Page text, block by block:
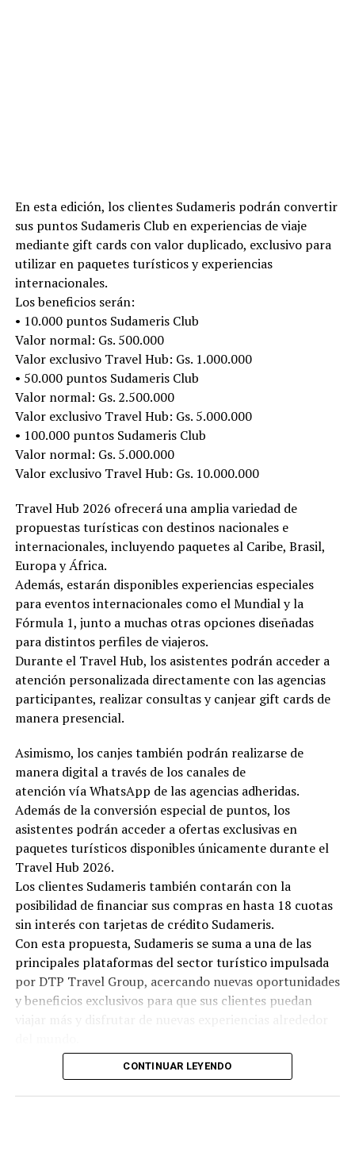
En esta edición, los clientes Sudameris podrán convertir
sus puntos Sudameris Club en experiencias de viaje
mediante gift cards con valor duplicado, exclusivo para
utilizar en paquetes turísticos y experiencias
internacionales.
Los beneficios serán:
• 10.000 puntos Sudameris Club
Valor normal: Gs. 500.000
Valor exclusivo Travel Hub: Gs. 1.000.000
• 50.000 puntos Sudameris Club
Valor normal: Gs. 2.500.000
Valor exclusivo Travel Hub: Gs. 5.000.000
• 100.000 puntos Sudameris Club
Valor normal: Gs. 5.000.000
Valor exclusivo Travel Hub: Gs. 10.000.000
Travel Hub 2026 ofrecerá una amplia variedad de
propuestas turísticas con destinos nacionales e
internacionales, incluyendo paquetes al Caribe, Brasil,
Europa y África.
Además, estarán disponibles experiencias especiales
para eventos internacionales como el Mundial y la
Fórmula 1, junto a muchas otras opciones diseñadas
para distintos perfiles de viajeros.
Durante el Travel Hub, los asistentes podrán acceder a
atención personalizada directamente con las agencias
participantes, realizar consultas y canjear gift cards de
manera presencial.
Asimismo, los canjes también podrán realizarse de
manera digital a través de los canales de
atención vía WhatsApp de las agencias adheridas.
Además de la conversión especial de puntos, los
asistentes podrán acceder a ofertas exclusivas en
paquetes turísticos disponibles únicamente durante el
Travel Hub 2026.
Los clientes Sudameris también contarán con la
posibilidad de financiar sus compras en hasta 18 cuotas
sin interés con tarjetas de crédito Sudameris.
Con esta propuesta, Sudameris se suma a una de las
principales plataformas del sector turístico impulsada
por DTP Travel Group, acercando nuevas oportunidades
y beneficios exclusivos para que sus clientes puedan
CONTINUAR LEYENDO